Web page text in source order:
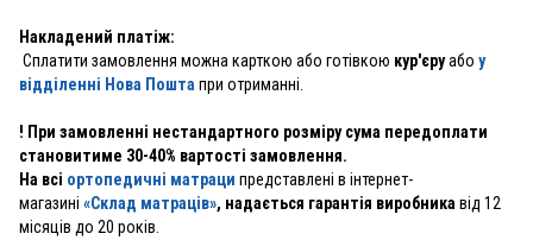
Накладений платіж:
Сплатити замовлення можна карткою або готівкою кур'єруабо у
відділенні Нова Пошта при отриманні.
! При замовленні нестандартного розміру сума передоплати
становитиме 30-40% вартості замовлення.
На всі ортопедичні матраци представлені в інтернет-
магазині «Склад матраців», надається гарантія виробника від 12
місяців до 20 років.